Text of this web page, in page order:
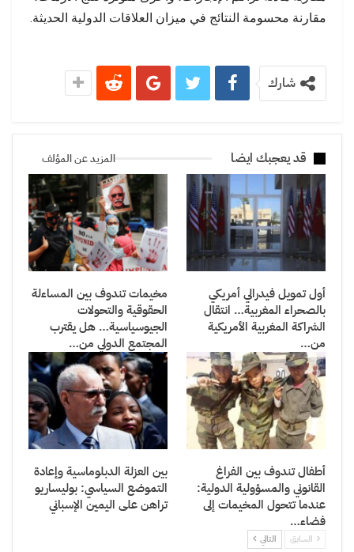
مقارنة محسومة النتائج في ميزان العلاقات الدولية الحديثة.
شارك
قد يعجبك ايضا المزيد عن المؤلف
أول تمويل فيدرالي أمريكي
بالصحراء المغربية… انتقال
الشراكة المغربية الأمريكية
من…
مخيمات تندوف بين المساءلة
الحقوقية والتحولات
الجيوسياسية… هل يقترب
المجتمع الدولي من…
أطفال تندوف بين الفراغ
القانوني والمسؤولية الدولية:
عندما تتحول المخيمات إلى
فضاء…
بين العزلة الدبلوماسية وإعادة
التموضع السياسي: بوليساريو
تراهن على اليمين الإسباني
السابق التالي